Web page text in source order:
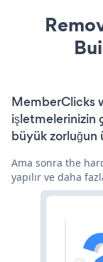
MemberClicks
işletmelerinizin
büyük
Ama sonra the
yapılır ve daha